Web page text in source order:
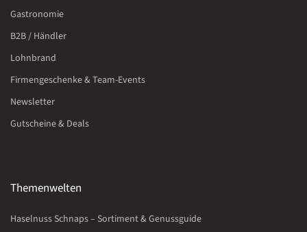
Gastronomie
B2B / Händler
Lohnbrand
Firmengeschenke & Team-Events
Newsletter
Gutscheine & Deals
Themenwelten
Haselnuss Schnaps – Sortiment & Genussguide